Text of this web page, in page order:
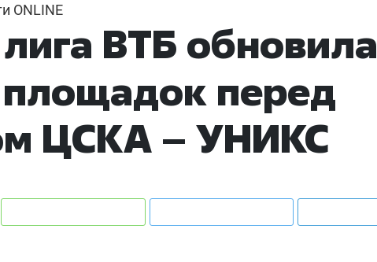
ONLINE
ВТБ обновила
перед
ЦСКА – УНИКС